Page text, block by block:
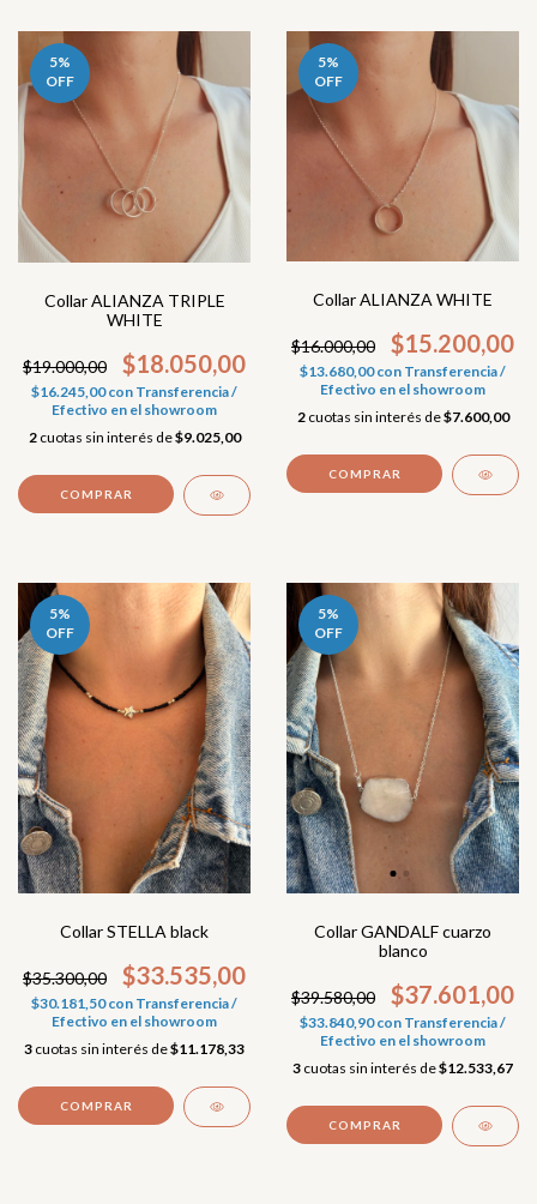
5%
OFF
Collar ALIANZA TRIPLE
WHITE
$19.000,00 $18.050,00
$16.245,00con Transferencia /
Efectivo en el showroom
2 cuotas sin interés de$9.025,00
5%
OFF
Collar ALIANZA WHITE
$16.000,00 $15.200,00
$13.680,00con Transferencia /
Efectivo en el showroom
2 cuotas sin interés de$7.600,00
5%
OFF
Collar STELLA black
$35.300,00 $33.535,00
$30.181,50con Transferencia /
Efectivo en el showroom
3 cuotas sin interés de$11.178,33
5%
OFF
Collar GANDALF cuarzo
blanco
$39.580,00 $37.601,00
$33.840,90con Transferencia /
Efectivo en el showroom
3 cuotas sin interés de$12.533,67